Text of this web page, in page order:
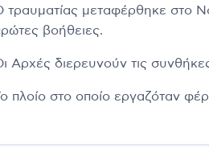
τραυματίας μεταφέρθηκε στο
βοήθειες.
Αρχές διερευνούν τις
πλοίο στο οποίο εργαζόταν